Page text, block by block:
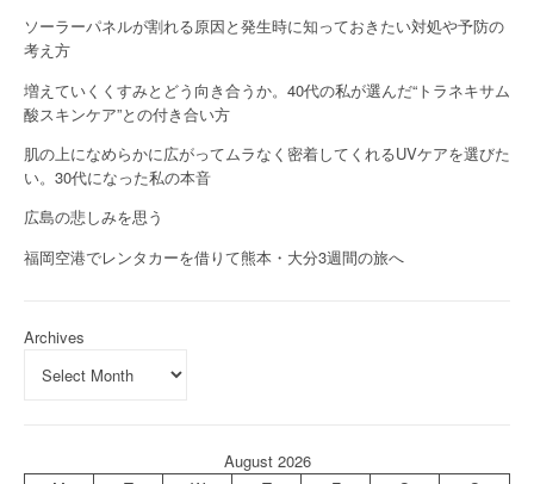
ソーラーパネルが割れる原因と発生時に知っておきたい対処や予防の
考え方
増えていくくすみとどう向き合うか。40代の私が選んだ“トラネキサム
酸スキンケア”との付き合い方
肌の上になめらかに広がってムラなく密着してくれるUVケアを選びた
い。30代になった私の本音
広島の悲しみを思う
福岡空港でレンタカーを借りて熊本・大分3週間の旅へ
Archives
August 2026